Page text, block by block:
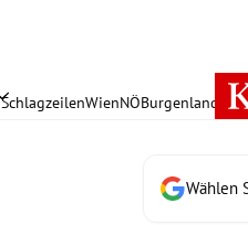
SchlagzeilenWienNÖBurgenland
Wählen